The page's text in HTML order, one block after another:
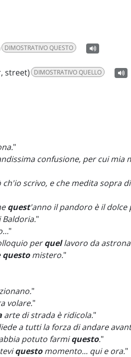
DIMOSTRATIVO QUESTO
street) DIMOSTRATIVO QUELLO
"
confusione, per cui mia
scrivo, e che medita sopra
quest'anno il pandoro è il dolce
"
"
perquellavoro da
questomistero."
"
volare."
arte di strada è ridicola."
a tutti la forza di andare
potuto farmiquesto."
questomomento... qui e ora."